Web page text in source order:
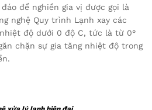
để nghiền gia vị được gọi là
nghệ Quy trình Lạnh xay các
độ dưới 0 độ C, tức là từ 0°
chặn sự gia tăng nhiệt độ trong